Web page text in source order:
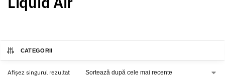
CATEGORII
Afișez singurul rezultat